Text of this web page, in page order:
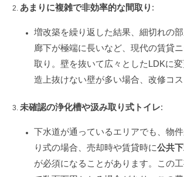
あまりに複雑で非効率的な間取り :
増改築を繰り返した結果、細切れの部
廊下が極端に長いなど、現代の賃貸
取り。壁を抜いて広々としたLDKに
造上抜けない壁が多い場合、改修コス
未確認の浄化槽や汲み取り式トイレ:
下水道が通っているエリアでも、物
り式の場合、売却時や賃貸時に公共
が必須になることがあります。この